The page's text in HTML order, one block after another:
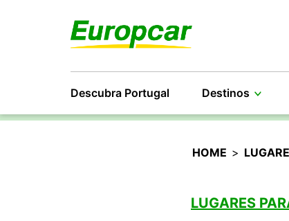
Descubra Portugal Destinos
HOME >
LUGARES